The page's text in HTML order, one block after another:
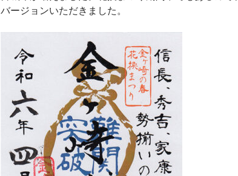
バージョンいただきました。